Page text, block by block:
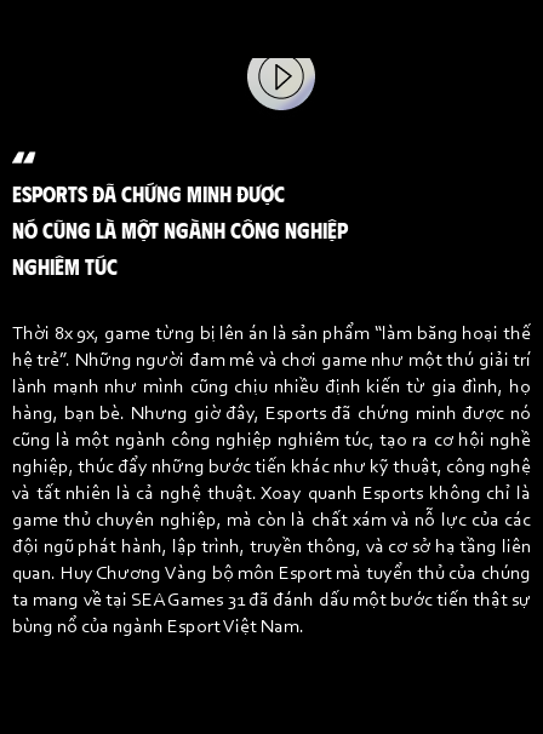
ESPORTS ĐÃ CHỨNG MINH ĐƯỢC
NÓ CŨNG LÀ MỘT NGÀNH CÔNG NGHIỆP
NGHIÊM TÚC
Thời 8x 9x, game từng bị lên án là sản phẩm “làm băng hoại thế
hệ trẻ”. Những người đam mê và chơi game như một thú giải trí
lành mạnh như mình cũng chịu nhiều định kiến từ gia đình, họ
hàng, bạn bè. Nhưng giờ đây, Esports đã chứng minh được nó
cũng là một ngành công nghiệp nghiêm túc, tạo ra cơ hội nghề
nghiệp, thúc đẩy những bước tiến khác như kỹ thuật, công nghệ
và tất nhiên là cả nghệ thuật. Xoay quanh Esports không chỉ là
game thủ chuyên nghiệp, mà còn là chất xám và nỗ lực của các
đội ngũ phát hành, lập trình, truyền thông, và cơ sở hạ tầng liên
quan. Huy Chương Vàng bộ môn Esport mà tuyển thủ của chúng
ta mang về tại SEA Games 31 đã đánh dấu một bước tiến thật sự
bùng nổ của ngành Esport Việt Nam.